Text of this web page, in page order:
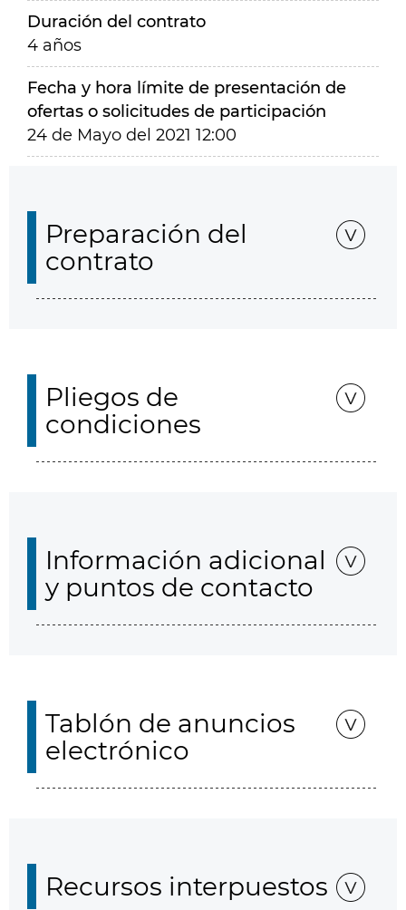
Duración del contrato
4 años
Fecha y hora límite de presentación de
ofertas o solicitudes de participación
24 de Mayo del 2021 12:00
Preparación del
contrato
Pliegos de
condiciones
Información adicional
y puntos de contacto
Tablón de anuncios
electrónico
Recursos interpuestos